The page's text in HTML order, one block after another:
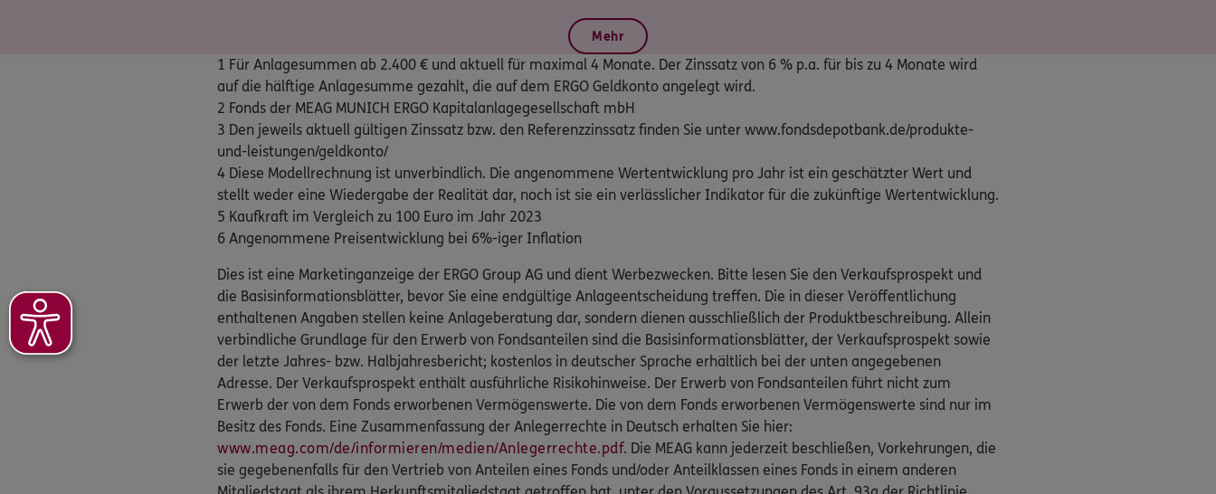
Mehr
1 Für Anlagesummen ab 2.400 € und aktuell für maximal 4 Monate. Der Zinssatz von 6 % p.a. für bis zu 4 Monate wird
auf die hälftige Anlagesumme gezahlt, die auf dem ERGO Geldkonto angelegt wird.
2 Fonds der MEAG MUNICH ERGO Kapitalanlagegesellschaft mbH
3 Den jeweils aktuell gültigen Zinssatz bzw. den Referenzzinssatz finden Sie unter www.fondsdepotbank.de/produkte-
und-leistungen/geldkonto/
4 Diese Modellrechnung ist unverbindlich. Die angenommene Wertentwicklung pro Jahr ist ein geschätzter Wert und
stellt weder eine Wiedergabe der Realität dar, noch ist sie ein verlässlicher Indikator für die zukünftige Wertentwicklung.
5 Kaufkraft im Vergleich zu 100 Euro im Jahr 2023
6 Angenommene Preisentwicklung bei 6%-iger Inflation
Dies ist eine Marketinganzeige der ERGO Group AG und dient Werbezwecken. Bitte lesen Sie den Verkaufsprospekt und
die Basisinformationsblätter, bevor Sie eine endgültige Anlageentscheidung treffen. Die in dieser Veröffentlichung
enthaltenen Angaben stellen keine Anlageberatung dar, sondern dienen ausschließlich der Produktbeschreibung. Allein
verbindliche Grundlage für den Erwerb von Fondsanteilen sind die Basisinformationsblätter, der Verkaufsprospekt sowie
der letzte Jahres- bzw. Halbjahresbericht; kostenlos in deutscher Sprache erhältlich bei der unten angegebenen
Adresse. Der Verkaufsprospekt enthält ausführliche Risikohinweise. Der Erwerb von Fondsanteilen führt nicht zum
Erwerb der von dem Fonds erworbenen Vermögenswerte. Die von dem Fonds erworbenen Vermögenswerte sind nur im
Besitz des Fonds. Eine Zusammenfassung der Anlegerrechte in Deutsch erhalten Sie hier:
www.meag.com/de/informieren/medien/Anlegerrechte.pdf. Die MEAG kann jederzeit beschließen, Vorkehrungen, die
sie gegebenenfalls für den Vertrieb von Anteilen eines Fonds und/oder Anteilklassen eines Fonds in einem anderen